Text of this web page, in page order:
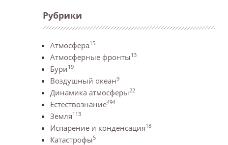
Рубрики
Атмосфера15
Атмосферные фронты13
Бури19
Воздушный океан9
Динамика атмосферы22
Естествознание494
Земля113
Испарение и конденсация18
Катастрофы5